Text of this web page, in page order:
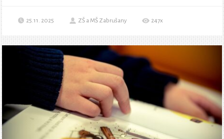
25.11. 2025 ZŠ a MŠ Zabrušany 247x